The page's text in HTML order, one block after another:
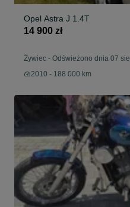
Opel Astra J 1.4T
14 900 zł
Żywiec - Odświeżono dnia 07
2010 - 188 000 km